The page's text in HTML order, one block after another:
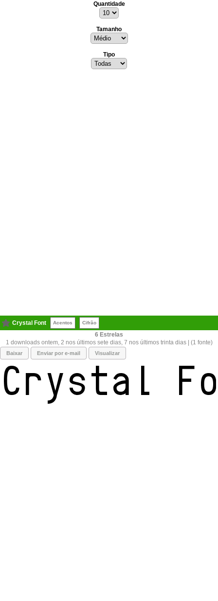
Quantidade
Tamanho
Tipo
Crystal Font Acentos Cifrão
6
1 downloads ontem, 2 nos últimos sete dias, 7 nos últimos trinta dias | (1 fonte)
Baixar Enviar por e-mail Visualizar